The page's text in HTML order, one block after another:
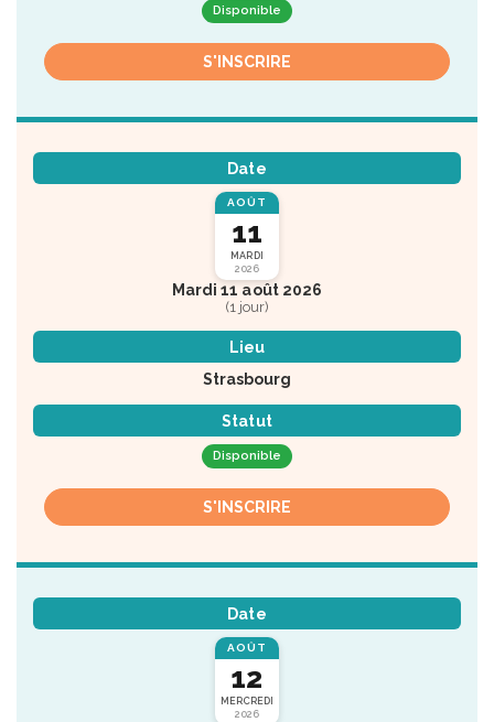
Disponible
S'INSCRIRE
Date
AOÛT
11
MARDI
2026
Mardi 11 août 2026
(1 jour)
Lieu
Strasbourg
Statut
Disponible
S'INSCRIRE
Date
AOÛT
12
MERCREDI
2026